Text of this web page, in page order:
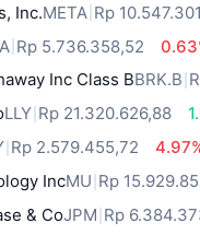
Inc.META Rp
Rp 5.736.358,52
Inc Class BBRK.B
LLY Rp 21.320.626,88
Rp 2.579.455,72
IncMU Rp
& CoJPM Rp